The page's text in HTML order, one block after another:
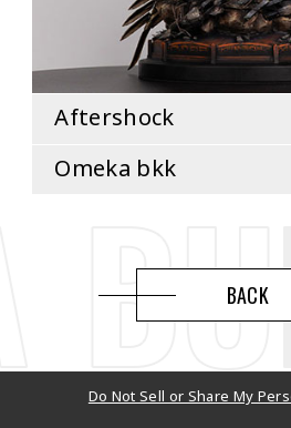
Aftershock
Omeka bkk
BACK
Do Not Sell or Share My